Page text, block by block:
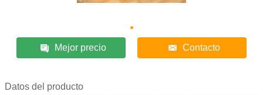
Mejor precio Contacto
Datos del producto